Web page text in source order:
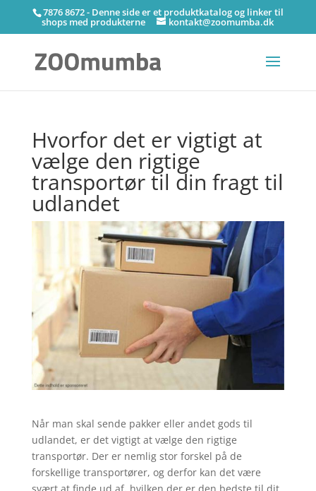
7876 8672 - Denne side er et produktkatalog og linker til
shops med produkterne kontakt@zoomumba.dk
Hvorfor det er vigtigt at
vælge den rigtige
transportør til din fragt til
udlandet
Når man skal sende pakker eller andet gods til
udlandet, er det vigtigt at vælge den rigtige
transportør. Der er nemlig stor forskel på de
forskellige transportører, og derfor kan det være